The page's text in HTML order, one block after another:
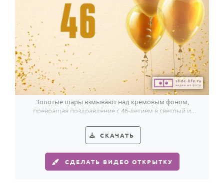
Золотые шары взмывают над кремовым фоном,
превращая поздравление с 46-летием в светлый и
СКАЧАТЬ
СДЕЛАТЬ ВИДЕО ОТКРЫТКУ